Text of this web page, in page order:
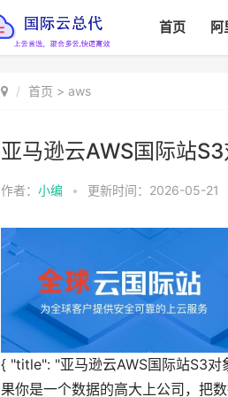
首页 阿
首页 > aws
亚马逊云AWS国际站
作者： 小编 • 更新时间：2026-05-21
{ "title": "亚马逊云AWS国际站S3
果你是一个数据的高大上公司，把